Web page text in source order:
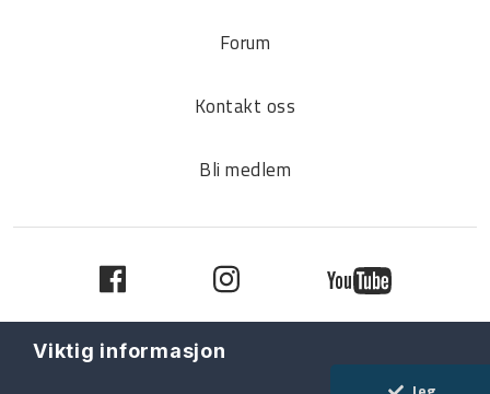
Forum
Kontakt oss
Bli medlem
© VW Audi Club Norwegen / All rights reserved
Viktig informasjon